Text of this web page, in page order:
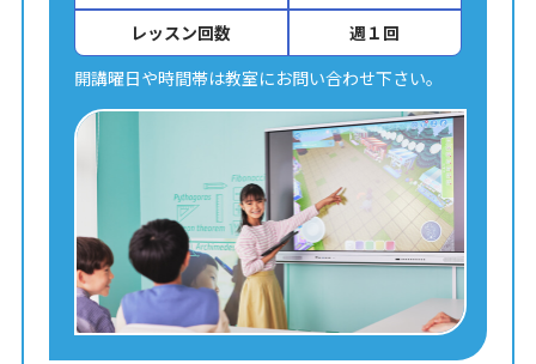
レッスン回数
週１回
開講曜日や時間帯は教室にお問い合わせ下さい。